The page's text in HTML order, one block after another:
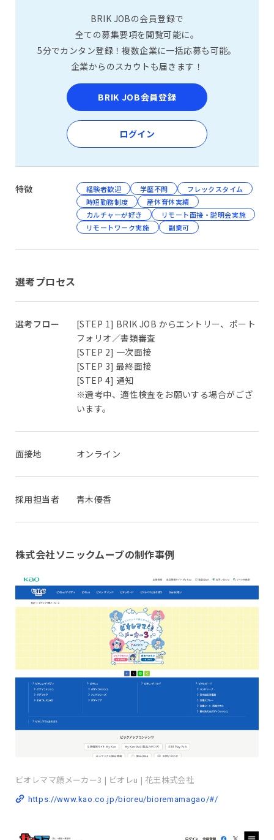
BRIK JOBの会員登録で
全ての募集要項を閲覧可能に。
5分でカンタン登録！複数企業に一括応募も可能。
企業からのスカウトも届きます！
BRIK JOB会員登録
ログイン
特徴 経験者歓迎 学歴不問
フレックスタイム
時短勤務制度
産休育休実績
カルチャーが好き
リモート面接・説明会実施
リモートワーク実施
副業可
選考プロセス
選考フロー
[STEP 1] BRIK JOB からエントリー、ポート
フォリオ／書類審査
[STEP 2] 一次面接
[STEP 3] 最終面接
[STEP 4] 通知
※選考中、適性検査をお願いする場合がござ
います。
面接地 オンライン
採用担当者 青木優香
株式会社ソニックムーブの制作事例
ビオレママ顔メーカー3 | ビオレu | 花王株式会社
https://www.kao.co.jp/bioreu/bioremamagao/#/